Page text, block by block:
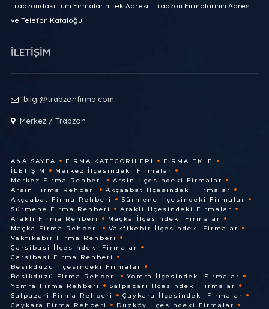
Trabzondaki Tüm Firmaların Tek Adresi | Trabzon Firmalarının Adres
ve Telefon Kataloğu
İLETİŞİM
bilgi@trabzonfirma.com
Merkez / Trabzon
ANA SAYFA FIRMA KATEGORILERI
FIRMA EKLE
İLETIŞIM
Merkez İlçesindeki Firmalar
Merkez Firma Rehberi
Arsin İlçesindeki Firmalar
Arsin Firma Rehberi
Akçaabat İlçesindeki Firmalar
Akçaabat Firma Rehberi
Sürmene İlçesindeki Firmalar
Sürmene Firma Rehberi
Arakli İlçesindeki Firmalar
Arakli Firma Rehberi
Maçka İlçesindeki Firmalar
Maçka Firma Rehberi
Vakfikebir İlçesindeki Firmalar
Vakfikebir Firma Rehberi
Çarsibasi İlçesindeki Firmalar
Çarsibasi Firma Rehberi
Besikdüzü İlçesindeki Firmalar
Besikdüzü Firma Rehberi
Yomra İlçesindeki Firmalar
Yomra Firma Rehberi
Salpazari İlçesindeki Firmalar
Salpazari Firma Rehberi
Çaykara İlçesindeki Firmalar
Çaykara Firma Rehberi
Düzköy İlçesindeki Firmalar